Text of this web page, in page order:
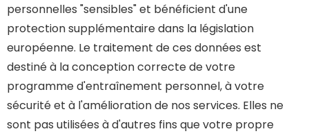
personnelles "sensibles" et bénéficient d'une
protection supplémentaire dans la législation
européenne. Le traitement de ces données est
destiné à la conception correcte de votre
programme d'entraînement personnel, à votre
sécurité et à l'amélioration de nos services. Elles ne
sont pas utilisées à d'autres fins que votre propre